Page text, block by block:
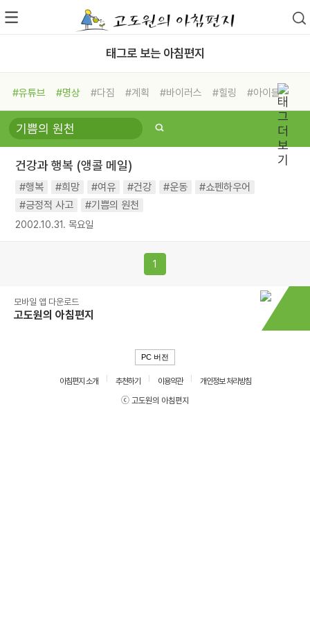
태그로 보는 아침편지
#유튜브 #명상 #다짐 #계획 #바이러스 #힐링
#아이들
#비전캠프
#독서캠프 #삶
#희망
#나눔 #친구 #링컨학교
#독서
#건강 #면역력
건강과 행복 (앵콜 메일)
#행복 #희망 #여유 #건강 #운동
#쇼펜하우어
#긍정적 사고
#기쁨의 원천
2002.10.31. 목요일
1
모바일 앱 다운로드
고도원의 아침편지
PC 버전
아침편지 소개 추천하기 이용약관
개인정보 처리방침
ⓒ 고도원의 아침편지